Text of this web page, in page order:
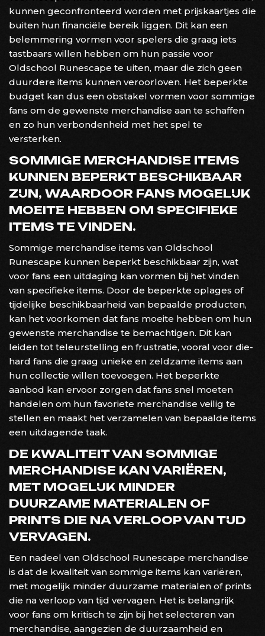
kunnen geconfronteerd worden met prijskaartjes die
buiten hun financiële bereik liggen. Dit kan een
belemmering vormen voor spelers die graag iets
tastbaars willen hebben om hun passie voor
Oldschool Runescape te uiten, maar die zich geen
duurdere items kunnen veroorloven. Het beperkte
budget kan dus een obstakel vormen voor sommige
fans om de gewenste merchandise aan te schaffen
en zo hun verbondenheid met het spel te
versterken.
SOMMIGE MERCHANDISE ITEMS
KUNNEN BEPERKT BESCHIKBAAR
ZIJN, WAARDOOR FANS MOGELIJK
MOEITE HEBBEN OM SPECIFIEKE
ITEMS TE VINDEN.
Sommige merchandise items van Oldschool
Runescape kunnen beperkt beschikbaar zijn, wat
voor fans een uitdaging kan vormen bij het vinden
van specifieke items. Door de beperkte oplages of
tijdelijke beschikbaarheid van bepaalde producten,
kan het voorkomen dat fans moeite hebben om hun
gewenste merchandise te bemachtigen. Dit kan
leiden tot teleurstelling en frustratie, vooral voor die-
hard fans die graag unieke en zeldzame items aan
hun collectie willen toevoegen. Het beperkte
aanbod kan ervoor zorgen dat fans snel moeten
handelen om hun favoriete merchandise veilig te
stellen en maakt het verzamelen van bepaalde items
een uitdagende taak.
DE KWALITEIT VAN SOMMIGE
MERCHANDISE KAN VARIËREN,
MET MOGELIJK MINDER
DUURZAME MATERIALEN OF
PRINTS DIE NA VERLOOP VAN TIJD
VERVAGEN.
Een nadeel van Oldschool Runescape merchandise
is dat de kwaliteit van sommige items kan variëren,
met mogelijk minder duurzame materialen of prints
die na verloop van tijd vervagen. Het is belangrijk
voor fans om kritisch te zijn bij het selecteren van
merchandise, aangezien de duurzaamheid en